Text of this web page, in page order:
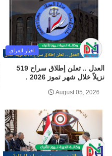
اخبار العراق
العدل .. تعلن إطلاق سراح 519
نزيلاً خلال شهر تموز 2026 .
August 05, 2026